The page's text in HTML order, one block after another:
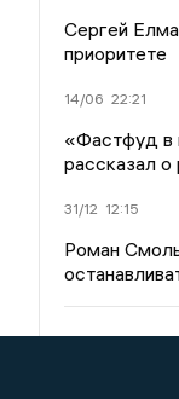
Сергей
приоритете
14/06 22:21
«Фастфуд в
рассказал
31/12 12:15
Роман